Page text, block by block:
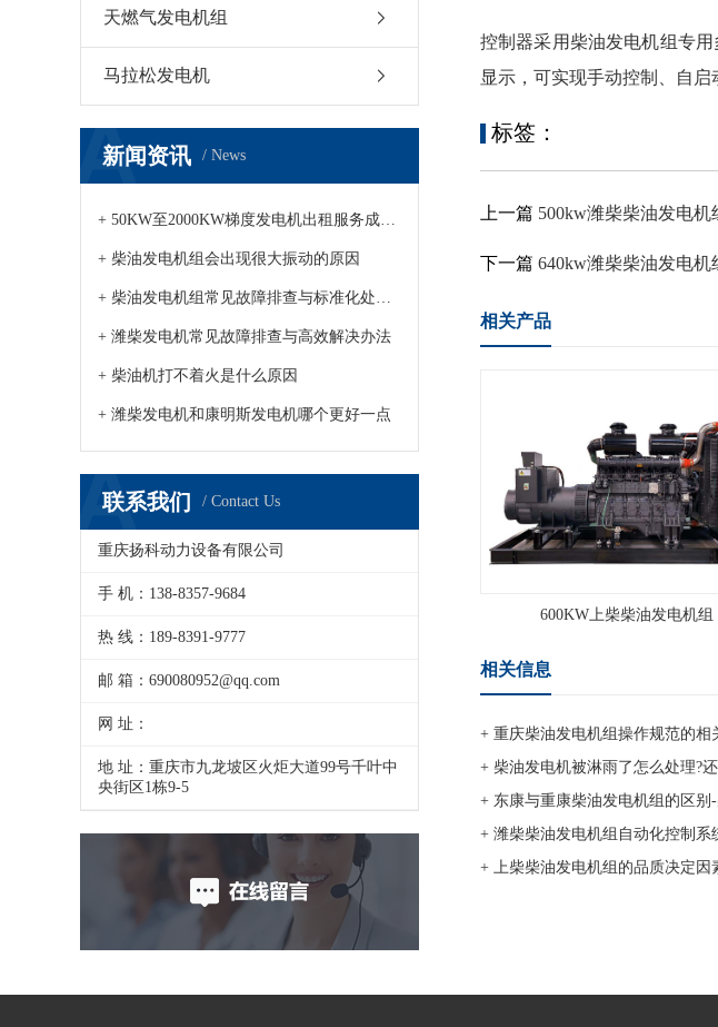
天燃气发电机组
马拉松发电机
新闻资讯 / News
+ 柴油发电机组会出现很大振动的原因
+ 潍柴发电机常见故障排查与高效解决办法
+ 柴油机打不着火是什么原因
+ 潍柴发电机和康明斯发电机哪个更好一点
联系我们 / Contact Us
重庆扬科动力设备有限公司
手 机：138-8357-9684
热 线：189-8391-9777
邮 箱：690080952@qq.com
网 址：
地 址：重庆市九龙坡区火炬大道99号千叶中
央街区1栋9-5
控制器采用柴油发电机组专
显示，可实现手动控制、自
标签：
上一篇 500kw潍柴柴油发电机
下一篇 640kw潍柴柴油发电机
相关产品
600KW上柴柴油发电机组
相关信息
+ 重庆柴油发电机组操作规范的相
+ 柴油发电机被淋雨了怎么处理?
+ 东康与重康柴油发电机组的区别
+ 潍柴柴油发电机组自动化控制系
+ 上柴柴油发电机组的品质决定因